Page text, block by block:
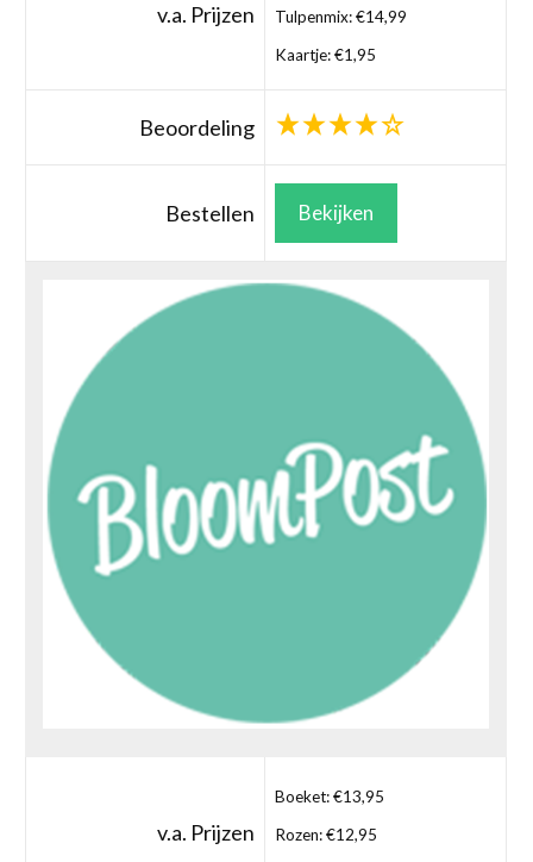
v.a. Prijzen
Tulpenmix: €14,99
Kaartje: €1,95
Beoordeling
Bestellen Bekijken
v.a. Prijzen
Boeket: €13,95
Rozen: €12,95